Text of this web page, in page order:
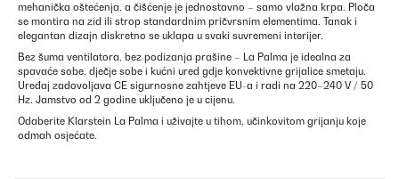
mehanička oštećenja, a čišćenje je jednostavno – samo vlažna krpa. Ploča
se montira na zid ili strop standardnim pričvrsnim elementima. Tanak i
elegantan dizajn diskretno se uklapa u svaki suvremeni interijer.
Bez šuma ventilatora, bez podizanja prašine – La Palma je idealna za
spavaće sobe, dječje sobe i kućni ured gdje konvektivne grijalice smetaju.
Uređaj zadovoljava CE sigurnosne zahtjeve EU-a i radi na 220–240 V / 50
Hz. Jamstvo od 2 godine uključeno je u cijenu.
Odaberite Klarstein La Palma i uživajte u tihom, učinkovitom grijanju koje
odmah osjećate.